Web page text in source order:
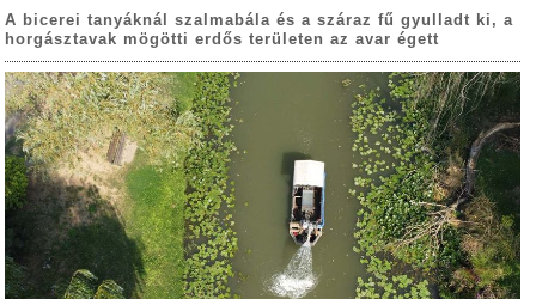
A bicerei tanyáknál szalmabála és a száraz fű gyulladt ki, a
horgásztavak mögötti erdős területen az avar égett